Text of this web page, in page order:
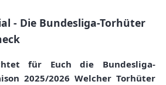
- Die Bundesliga-Torhüter
für Euch die Bundesliga-
2025/2026 Welcher Torhüter